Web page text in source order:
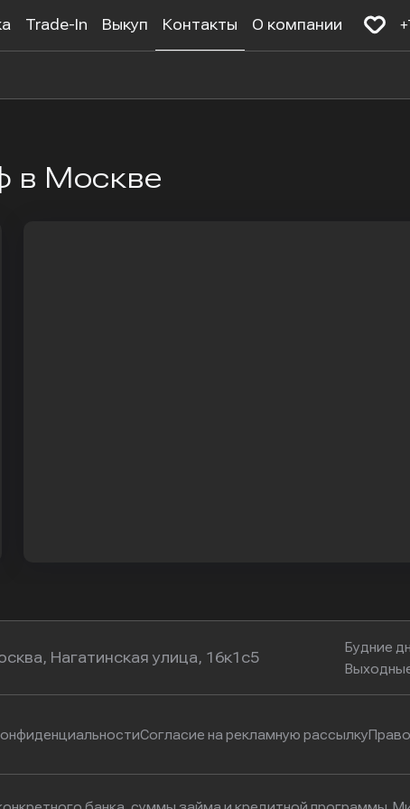
Trade-In Выкуп Контакты О компании
в Москве
Нагатинская улица, 16к1с5
Будние
Согласие на рекламную рассылку